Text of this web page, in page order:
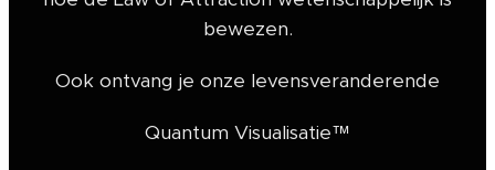
bewezen.
Ook ontvang je onze levensveranderende
Quantum Visualisatie™